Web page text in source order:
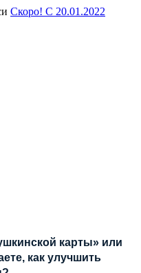
Скоро! С 20.01.2022
карты» или
как улучшить